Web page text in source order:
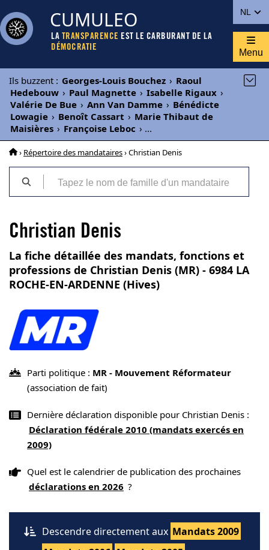
NL
CUMULEO
LA TRANSPARENCE EST LE CARBURANT DE LA
DÉMOCRATIE
Menu
Ils buzzent : Georges-Louis Bouchez › Raoul
Hedebouw › Paul Magnette › Isabelle Rigaux ›
Valérie De Bue › Ann Van Damme › Bénédicte
Lowagie › Benoît Cassart › Marie Thibaut de
Maisières › Françoise Leboc › ...
› Répertoire des mandataires› Christian Denis
Christian Denis
La fiche détaillée des mandats, fonctions et
professions de Christian Denis (MR) - 6984 LA
ROCHE-EN-ARDENNE (Hives)
Parti politique : MR - Mouvement Réformateur
(association de fait)
Dernière déclaration disponible pour Christian Denis :
Déclaration fédérale 2010 (mandats exercés en
2009)
Quel est le calendrier de publication des prochaines
déclarations en 2026 ?
Descendre directement aux Mandats 2009